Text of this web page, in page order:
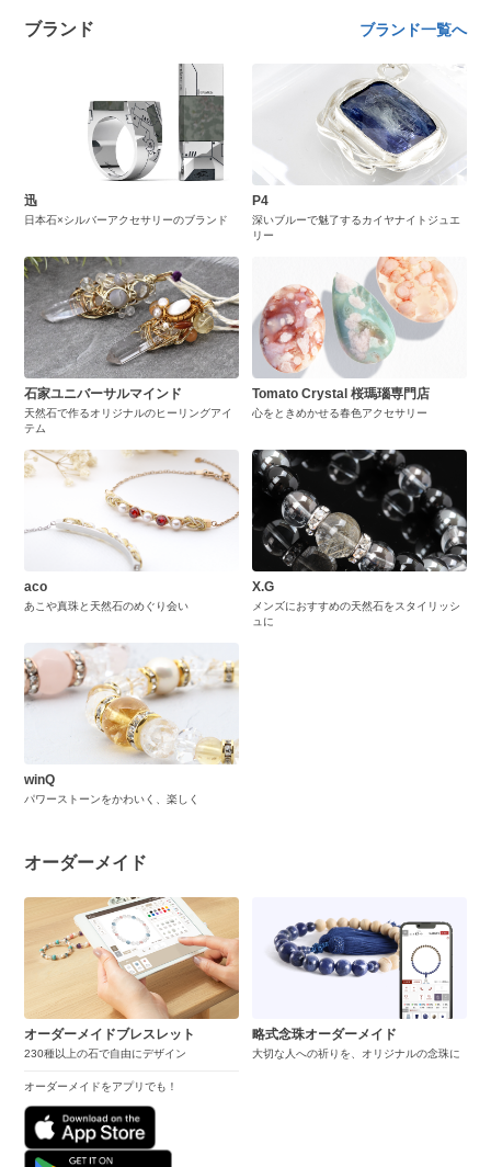
ブランド ブランド一覧へ
迅
日本石×シルバーアクセサリーのブランド
P4
深いブルーで魅了するカイヤナイトジュエ
リー
石家ユニバーサルマインド
天然石で作るオリジナルのヒーリングアイ
テム
Tomato Crystal 桜瑪瑙専門店
心をときめかせる春色アクセサリー
aco
あこや真珠と天然石のめぐり会い
X.G
メンズにおすすめの天然石をスタイリッシ
ュに
winQ
パワーストーンをかわいく、楽しく
オーダーメイド
オーダーメイドブレスレット
230種以上の石で自由にデザイン
オーダーメイドをアプリでも！
略式念珠オーダーメイド
大切な人への祈りを、オリジナルの念珠に